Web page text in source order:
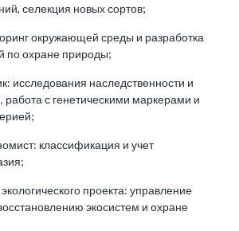
селекция новых сортов;
окружающей среды и разработка
по охране природы;
исследования наследственности и
работа с генетическими маркерами и
классификация и учет
проекта: управление
экосистем и охране